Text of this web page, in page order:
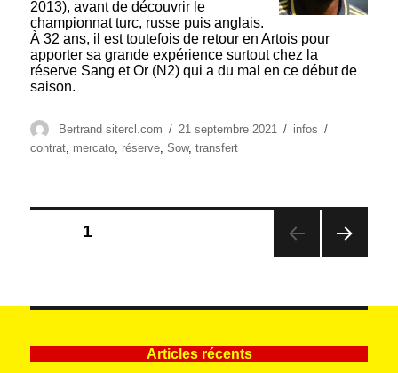
2013), avant de découvrir le
championnat turc, russe puis anglais.
À 32 ans, il est toutefois de retour en Artois pour
apporter sa grande expérience surtout chez la
réserve Sang et Or (N2) qui a du mal en ce début de
saison.
Auteur
Bertrand sitercl.com
Publié
le
21 septembre 2021 Catégories
infos
contrat mercato réserve ,Sow,transfert
Pagination
1
ANT
Articles récents